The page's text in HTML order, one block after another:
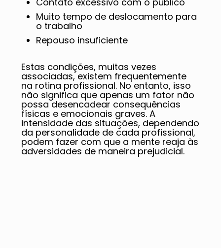
Muito tempo de deslocamento para
o trabalho
Repouso insuficiente
Estas condições, muitas vezes
associadas, existem frequentemente
na rotina profissional. No entanto, isso
não significa que apenas um fator não
possa desencadear consequências
físicas e emocionais graves. A
intensidade das situações, dependendo
da personalidade de cada profissional,
podem fazer com que a mente reaja às
adversidades de maneira prejudicial.